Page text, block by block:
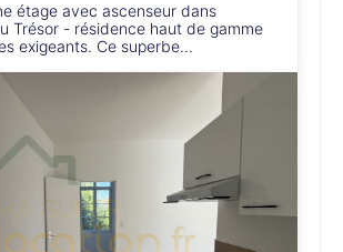
étage avec ascenseur dans
Trésor - résidence haut de gamme
exigeants. Ce superbe...